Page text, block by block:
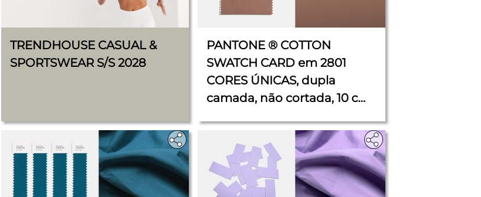
TRENDHOUSE CASUAL &
SPORTSWEAR S/S 2028
PANTONE ® COTTON
SWATCH CARD em 2801
CORES ÚNICAS, dupla
camada, não cortada, 10 cm